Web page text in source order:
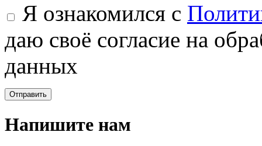
Я ознакомился с
даю своё согласие на
данных
Напишите нам